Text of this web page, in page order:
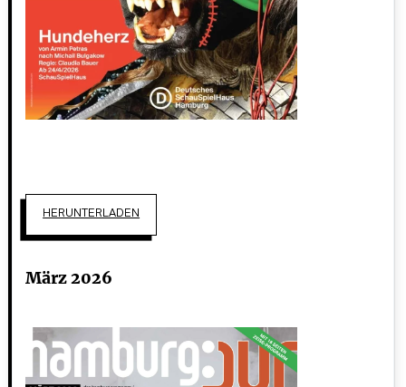
HERUNTERLADEN
März 2026